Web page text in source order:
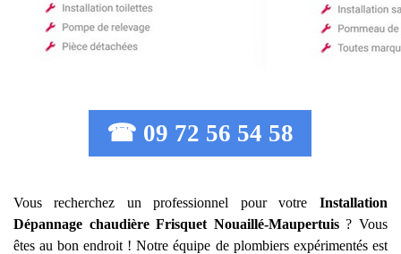
☎ 09 72 56 54 58
Vous recherchez un professionnel pour votre Installation
Dépannage chaudière Frisquet Nouaillé-Maupertuis? Vous
êtes au bon endroit ! Notre équipe de plombiers expérimentés est